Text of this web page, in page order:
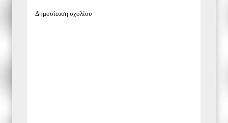
Δημοσίευση σχολίου